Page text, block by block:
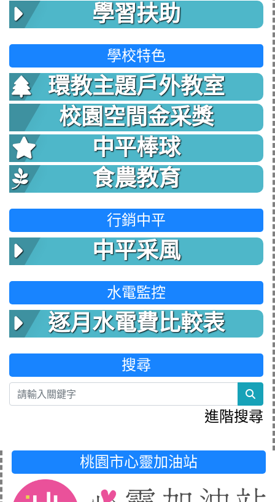
學習扶助
學校特色
環教主題戶外教室
校園空間金采獎
中平棒球
食農教育
行銷中平
中平采風
水電監控
逐月水電費比較表
搜尋
進階搜尋
桃園市心靈加油站